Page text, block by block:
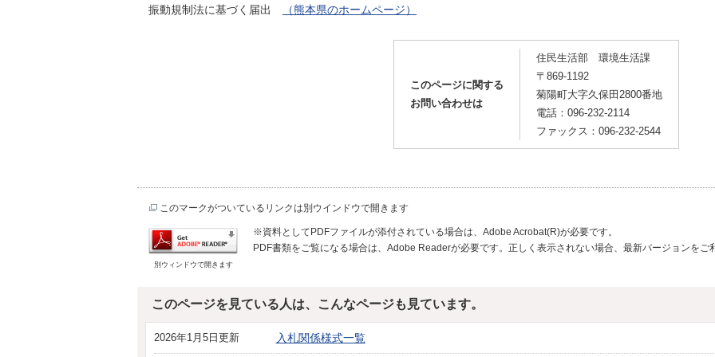
振動規制法に基づく届出 （熊本県のホームページ）
このページに関する
お問い合わせは
住民生活部 環境生活課
〒869-1192
菊陽町大字久保田2800番地
電話：096-232-2114
ファックス：096-232-2544
このマークがついているリンクは別ウインドウで開きます
別ウィンドウで開きます
※資料としてPDFファイルが添付されている場合は、Adobe Acrobat(R)が必要です。
PDF書類をご覧になる場合は、Adobe Readerが必要です。正しく表示されない場合、最新バージョンをご
このページを見ている人は、こんなページも見ています。
2026年1月5日更新 入札関係様式一覧